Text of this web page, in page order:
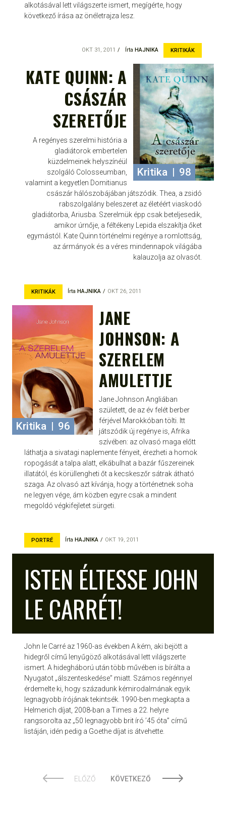
alkotásával lett világszerte ismert, megígérte, hogy
következő írása az önéletrajza lesz.
KRITIKÁK
Írta HAJNIKA
OKT 31, 2011
Kritika | 98
KATE QUINN: A
CSÁSZÁR
SZERETŐJE
A regényes szerelmi história a
gladiátorok embertelen
küzdelmeinek helyszínéül
szolgáló Colosseumban,
valamint a kegyetlen Domitianus
császár hálószobájában játszódik. Thea, a zsidó
rabszolgalány beleszeret az életéért viaskodó
gladiátorba, Ariusba. Szerelmük épp csak beteljesedik,
amikor úrnője, a féltékeny Lepida elszakítja őket
egymástól. Kate Quinn történelmi regénye a romlottság,
az ármányok és a véres mindennapok világába
kalauzolja az olvasót.
KRITIKÁK Írta HAJNIKA OKT 26, 2011
Kritika 96
JANE
JOHNSON: A
SZERELEM
AMULETTJE
Jane Johnson Angliában
született, de az év felét berber
férjével Marokkóban tölti. Itt
játszódik új regénye is, Afrika
szívében: az olvasó maga előtt
láthatja a sivatagi naplemente fényeit, érezheti a homok
ropogását a talpa alatt, elkábulhat a bazár fűszereinek
illatától, és körüllengheti őt a kecskeszőr sátrak átható
szaga. Az olvasó azt kívánja, hogy a történetnek soha
ne legyen vége, ám közben egyre csak a mindent
megoldó végkifejletet sürgeti.
PORTRÉ Írta HAJNIKA OKT 19, 2011
ISTEN ÉLTESSE JOHN
LE CARRÉT!
John le Carré az 1960-as években A kém, aki bejött a
hidegről című lenyűgöző alkotásával lett világszerte
ismert. A hidegháború után több művében is bírálta a
Nyugatot „álszenteskedése” miatt. Számos regénnyel
érdemelte ki, hogy századunk kémirodalmának egyik
legnagyobb írójának tekintsék. 1990-ben megkapta a
Helmerich díjat, 2008-ban a Times a 22. helyre
rangsorolta az „50 legnagyobb brit író ’45 óta” című
listáján, idén pedig a Goethe díjat is átvehette.
ELŐZŐ KÖVETKEZŐ